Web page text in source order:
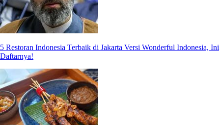
5 Restoran Indonesia Terbaik di Jakarta Versi Wonderful Indonesia, Ini
Daftarnya!